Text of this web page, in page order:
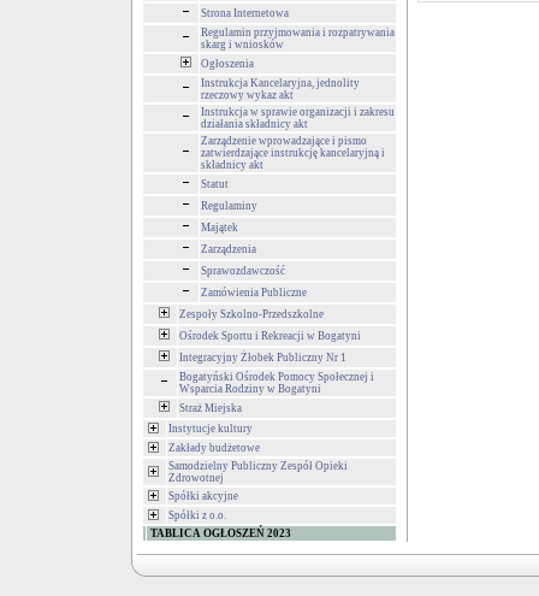
Strona Internetowa
Regulamin przyjmowania i rozpatrywania
skarg i wniosków
Ogłoszenia
Instrukcja Kancelaryjna, jednolity
rzeczowy wykaz akt
Instrukcja w sprawie organizacji i zakresu
działania składnicy akt
Zarządzenie wprowadzające i pismo
zatwierdzające instrukcję kancelaryjną i
składnicy akt
Statut
Regulaminy
Majątek
Zarządzenia
Sprawozdawczość
Zamówienia Publiczne
Zespoły Szkolno-Przedszkolne
Ośrodek Sportu i Rekreacji w Bogatyni
Integracyjny Żłobek Publiczny Nr 1
Bogatyński Ośrodek Pomocy Społecznej i
Wsparcia Rodziny w Bogatyni
Straż Miejska
Instytucje kultury
Zakłady budżetowe
Samodzielny Publiczny Zespół Opieki
Zdrowotnej
Spółki akcyjne
Spółki z o.o.
TABLICA OGŁOSZEŃ 2023